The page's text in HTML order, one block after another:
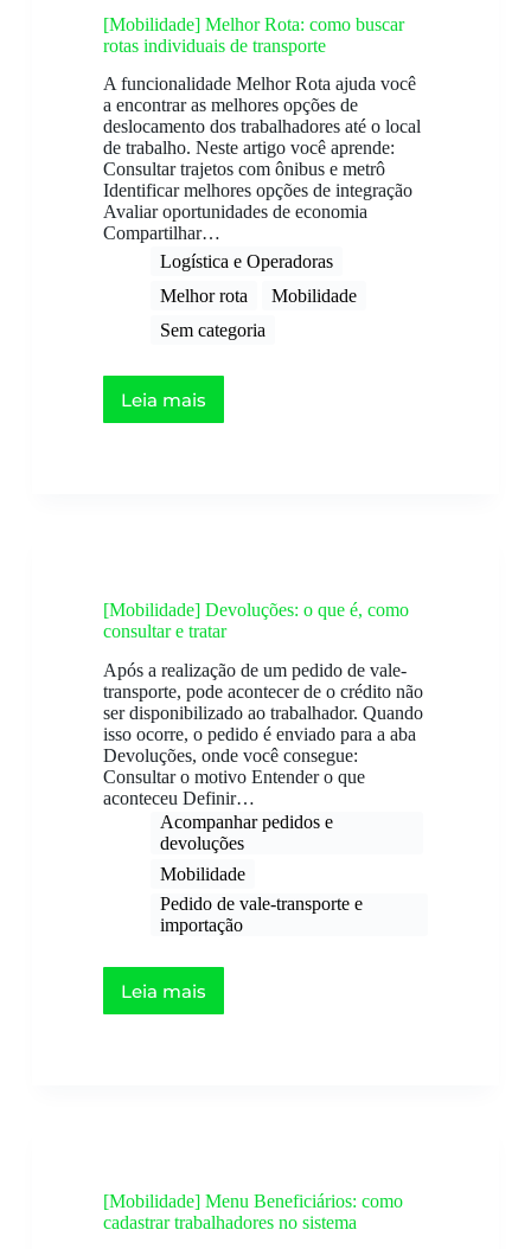
[Mobilidade] Melhor Rota: como buscar
rotas individuais de transporte
A funcionalidade Melhor Rota ajuda você
a encontrar as melhores opções de
deslocamento dos trabalhadores até o local
de trabalho. Neste artigo você aprende:
Consultar trajetos com ônibus e metrô
Identificar melhores opções de integração
Avaliar oportunidades de economia
Compartilhar…
Logística e Operadoras
Melhor rota
Mobilidade
Sem categoria
Leia mais
[Mobilidade] Devoluções: o que é, como
consultar e tratar
Após a realização de um pedido de vale-
transporte, pode acontecer de o crédito não
ser disponibilizado ao trabalhador. Quando
isso ocorre, o pedido é enviado para a aba
Devoluções, onde você consegue:
Consultar o motivo Entender o que
aconteceu Definir…
Acompanhar pedidos e
devoluções ​
Mobilidade
Pedido de vale-transporte e
importação
Leia mais
[Mobilidade] Menu Beneficiários: como
cadastrar trabalhadores no sistema